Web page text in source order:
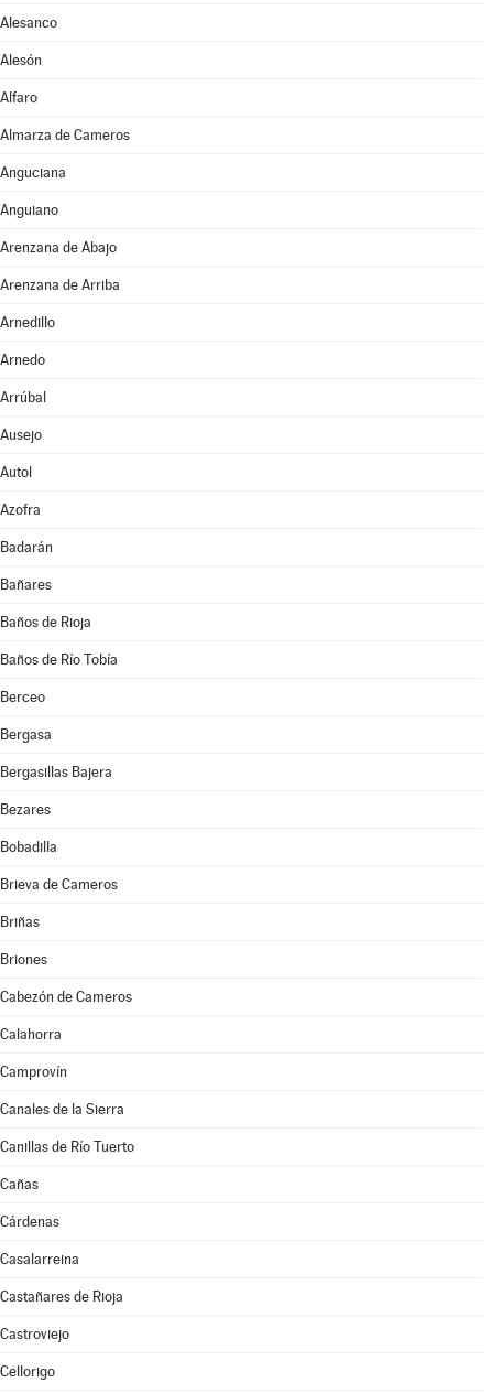
Alesanco
Alesón
Alfaro
Almarza de Cameros
Anguciana
Anguiano
Arenzana de Abajo
Arenzana de Arriba
Arnedillo
Arnedo
Arrúbal
Ausejo
Autol
Azofra
Badarán
Bañares
Baños de Rioja
Baños de Río Tobía
Berceo
Bergasa
Bergasillas Bajera
Bezares
Bobadilla
Brieva de Cameros
Briñas
Briones
Cabezón de Cameros
Calahorra
Camprovín
Canales de la Sierra
Canillas de Río Tuerto
Cañas
Cárdenas
Casalarreina
Castañares de Rioja
Castroviejo
Cellorigo